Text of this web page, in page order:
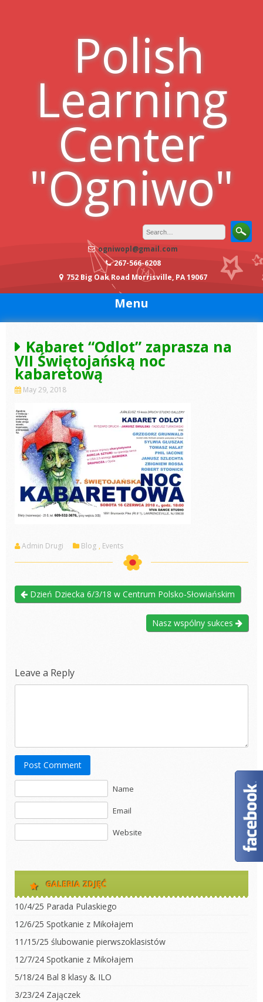
Polish
Learning
Center
"Ogniwo"
ogniwopl@gmail.com
267-566-6208
752 Big Oak Road Morrisville, PA 19067
Menu
Kabaret “Odlot” zaprasza na
VII Świętojańską noc
kabaretową
May 29, 2018
Admin Drugi Blog , Events
Dzień Dziecka 6/3/18 w Centrum Polsko-Słowiańskim
Nasz wspólny sukces
Leave a Reply
Post Comment
Name
Email
Website
GALERIA ZDJĘĆ
10/4/25 Parada Pulaskiego
12/6/25 Spotkanie z Mikołajem
11/15/25 ślubowanie pierwszoklasistów
12/7/24 Spotkanie z Mikołajem
5/18/24 Bal 8 klasy & ILO
3/23/24 Zajączek